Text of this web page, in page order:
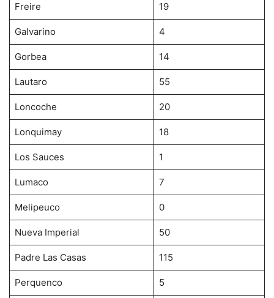
Freire 19
Galvarino 4
Gorbea 14
Lautaro 55
Loncoche 20
Lonquimay 18
Los Sauces 1
Lumaco 7
Melipeuco 0
Nueva Imperial 50
Padre Las Casas 115
Perquenco 5